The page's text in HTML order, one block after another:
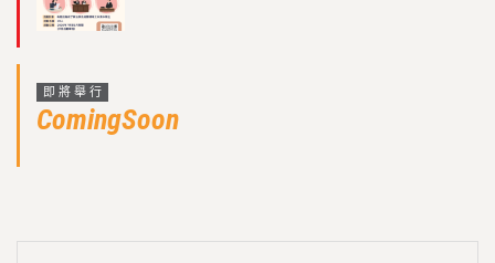
即將舉行
ComingSoon